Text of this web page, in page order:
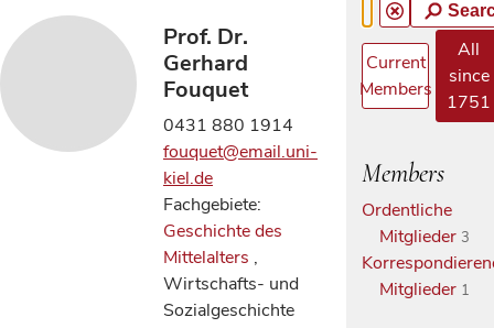
Prof. Dr.
Gerhard
Fouquet
0431 880 1914
fouquet@email.uni-
kiel.de
Fachgebiete:
Geschichte des
Mittelalters ,
Wirtschafts- und
Sozialgeschichte
Current
Members
All
since
1751
Members
Ordentliche
Mitglieder 3
Mitglieder 1